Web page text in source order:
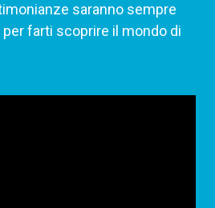
saranno sempre
farti scoprire il mondo di